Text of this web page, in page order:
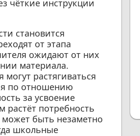
чёткие инструкции
становится
от этапа
ожидают от них
материала.
растягиваться
по отношению
за усвоение
растёт потребность
может быть незаметно
школьные